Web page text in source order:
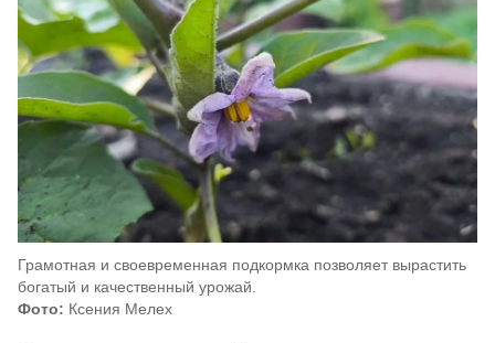
Грамотная и своевременная подкормка позволяет вырастить
богатый и качественный урожай.
Фото: Ксения Мелех